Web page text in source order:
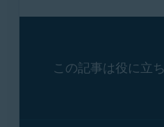
この記事は役に立